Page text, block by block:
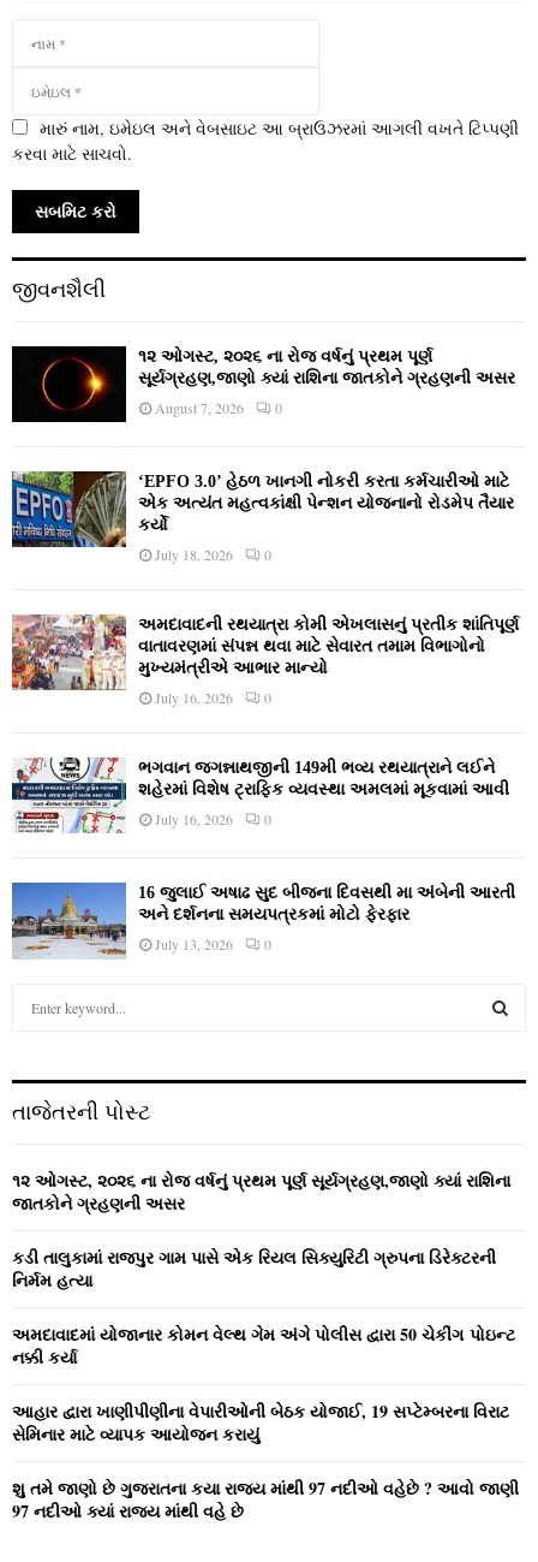
મારું નામ, ઇમેઇલ અને વેબસાઇટ આ બ્રાઉઝરમાં આગલી વખતે ટિપ્પણી
કરવા માટે સાચવો.
જીવનશૈલી
૧૨ ઓગસ્ટ, ૨૦૨૬ ના રોજ વર્ષનું પ્રથમ પૂર્ણ
સૂર્યગ્રહણ,જાણો ક્યાં રાશિના જાતકોને ગ્રહણની અસર
August 7, 2026 0
‘EPFO 3.0’ હેઠળ ખાનગી નોકરી કરતા કર્મચારીઓ માટે
એક અત્યંત મહત્વકાંક્ષી પેન્શન યોજનાનો રોડમેપ તૈયાર
કર્યો
July 18, 2026 0
અમદાવાદની રથયાત્રા કોમી એખલાસનું પ્રતીક શાંતિપૂર્ણ
વાતાવરણમાં સંપન્ન થવા માટે સેવારત તમામ વિભાગોનો
મુખ્યમંત્રીએ આભાર માન્યો
July 16, 2026 0
ભગવાન જગન્નાથજીની 149મી ભવ્ય રથયાત્રાને લઈને
શહેરમાં વિશેષ ટ્રાફિક વ્યવસ્થા અમલમાં મૂકવામાં આવી
July 16, 2026 0
16 જુલાઈ અષાઢ સુદ બીજના દિવસથી મા અંબેની આરતી
અને દર્શનના સમયપત્રકમાં મોટો ફેરફાર
July 13, 2026 0
h
o
r
C
તાજેતરની પોસ્ટ
૧૨ ઓગસ્ટ, ૨૦૨૬ ના રોજ વર્ષનું પ્રથમ પૂર્ણ સૂર્યગ્રહણ,જાણો ક્યાં રાશિના
જાતકોને ગ્રહણની અસર
કડી તાલુકામાં રાજપુર ગામ પાસે એક રિયલ સિક્યુરિટી ગ્રુપના ડિરેક્ટરની
નિર્મમ હત્યા
અમદાવાદમાં યોજાનાર કોમન વેલ્‍થ ગેમ અંગે પોલીસ દ્વારા 50 ચેકીંગ પોઇન્‍ટ
નક્કી કર્યા
આહાર દ્વારા ખાણીપીણીના વેપારીઓની બેઠક યોજાઈ, 19 સપ્ટેમ્બરના વિરાટ
સેમિનાર માટે વ્યાપક આયોજન કરાયું
શુ તમે જાણો છે ગુજરાતના કયા રાજ્ય માંથી 97 નદીઓ વહેછે ? આવો જાણી
97 નદીઓ ક્યાં રાજ્ય માંથી વહે છે